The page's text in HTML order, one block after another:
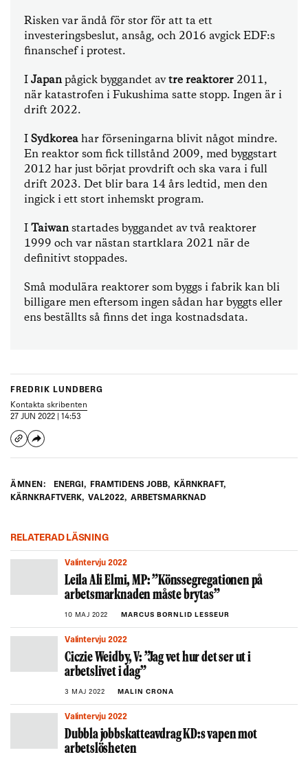
Risken var ändå för stor för att ta ett
investeringsbeslut, ansåg, och 2016 avgick EDF:s
finanschef i protest.
IJapanpågick byggandet avtre reaktorer2011,
när katastrofen i Fukushima satte stopp. Ingen är i
drift 2022.
ISydkoreahar förseningarna blivit något mindre.
En reaktor som fick tillstånd 2009, med byggstart
2012 har just börjat provdrift och ska vara i full
drift 2023. Det blir bara 14 års ledtid, men den
ingick i ett stort inhemskt program.
ITaiwanstartades byggandet av två reaktorer
1999 och var nästan startklara 2021 när de
definitivt stoppades.
Små modulära reaktorer som byggs i fabrik kan bli
billigare men eftersom ingen sådan har byggts eller
ens beställts så finns det inga kostnadsdata.
FREDRIK LUNDBERG
Kontakta skribenten
27 JUN 2022 | 14:53
ÄMNEN: ENERGI , FRAMTIDENS JOBB, KÄRNKRAFT,
KÄRNKRAFTVERK, VAL2022, ARBETSMARKNAD
RELATERAD LÄSNING
Valintervju 2022
Leila Ali Elmi, MP: ”Könssegregationen på
arbetsmarknaden måste brytas”
10 MAJ 2022 MARCUS BORNLID LESSEUR
Valintervju 2022
Ciczie Weidby, V: ”Jag vet hur det ser ut i
arbetslivet i dag”
3 MAJ 2022 MALIN CRONA
Valintervju 2022
Dubbla jobbskatteavdrag KD:s vapen mot
arbetslösheten